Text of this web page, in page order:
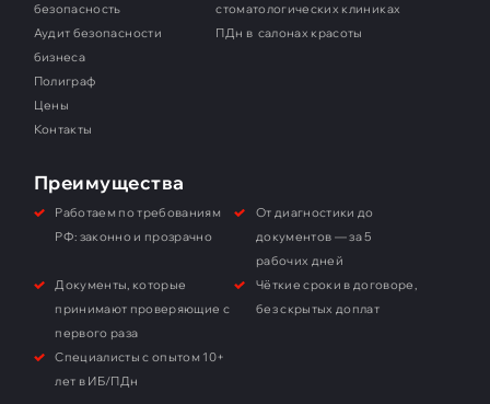
безопасность
Аудит безопасности
бизнеса
Полиграф
Цены
Контакты
стоматологических клиниках
ПДн в салонах красоты
Преимущества
Работаем по требованиям
РФ: законно и прозрачно
От диагностики до
документов — за 5
рабочих дней
Документы, которые
принимают проверяющие с
первого раза
Чёткие сроки в договоре,
без скрытых доплат
Специалисты с опытом 10+
лет в ИБ/ПДн